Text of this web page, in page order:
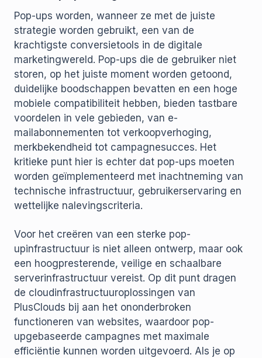
Pop-ups worden, wanneer ze met de juiste
strategie worden gebruikt, een van de
krachtigste conversietools in de digitale
marketingwereld. Pop-ups die de gebruiker niet
storen, op het juiste moment worden getoond,
duidelijke boodschappen bevatten en een hoge
mobiele compatibiliteit hebben, bieden tastbare
voordelen in vele gebieden, van e-
mailabonnementen tot verkoopverhoging,
merkbekendheid tot campagnesucces. Het
kritieke punt hier is echter dat pop-ups moeten
worden geïmplementeerd met inachtneming van
technische infrastructuur, gebruikerservaring en
wettelijke nalevingscriteria.
Voor het creëren van een sterke pop-
upinfrastructuur is niet alleen ontwerp, maar ook
een hoogpresterende, veilige en schaalbare
serverinfrastructuur vereist. Op dit punt dragen
de cloudinfrastructuuroplossingen van
PlusClouds bij aan het ononderbroken
functioneren van websites, waardoor pop-
upgebaseerde campagnes met maximale
efficiëntie kunnen worden uitgevoerd. Als je op